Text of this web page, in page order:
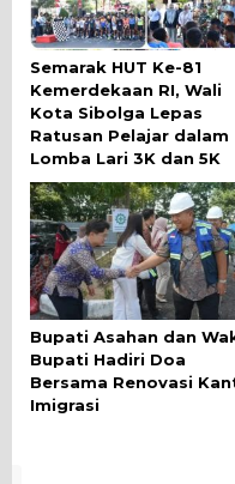
Semarak HUT Ke-81
Kemerdekaan RI, Wali
Kota Sibolga Lepas
Ratusan Pelajar dalam
Lomba Lari 3K dan 5K
Bupati Asahan dan
Bupati Hadiri Doa
Bersama Renovasi
Imigrasi